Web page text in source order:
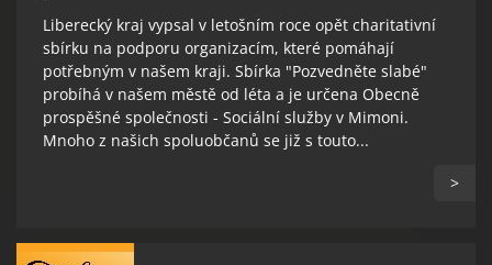
Liberecký kraj vypsal v letošním roce opět charitativní
sbírku na podporu organizacím, které pomáhají
potřebným v našem kraji. Sbírka "Pozvedněte slabé"
probíhá v našem městě od léta a je určena Obecně
prospěšné společnosti - Sociální služby v Mimoni.
Mnoho z našich spoluobčanů se již s touto...
>